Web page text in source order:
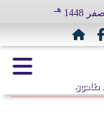
هـ
طاحون